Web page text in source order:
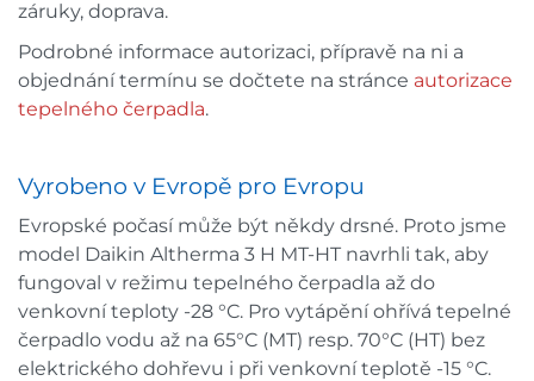
záruky, doprava.
Podrobné informace autorizaci, přípravě na ni a
objednání termínu se dočtete na stránce autorizace
tepelného čerpadla.
Vyrobeno v Evropě pro Evropu
Evropské počasí může být někdy drsné. Proto jsme
model Daikin Altherma 3 H MT-HT navrhli tak, aby
fungoval v režimu tepelného čerpadla až do
venkovní teploty -28 °C. Pro vytápění ohřívá tepelné
čerpadlo vodu až na 65°C (MT) resp. 70°C (HT) bez
elektrického dohřevu i při venkovní teplotě -15 °C.